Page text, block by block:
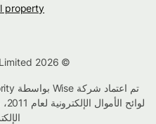
property
لوائح الأموال الإلكترونية لعام 2011، مرجع الشركة